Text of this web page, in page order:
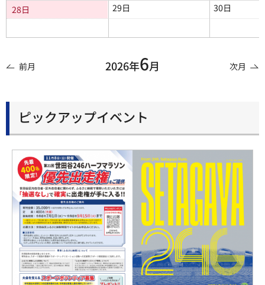
28日
29日 30日
前月 2026年6月 次月
ピックアップイベント